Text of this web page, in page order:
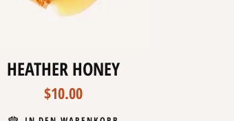
HEATHER HONEY
$10.00